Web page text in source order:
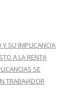
Y SU IMPLICANCIA
A LA RENTA
SE
TRABAJADOR